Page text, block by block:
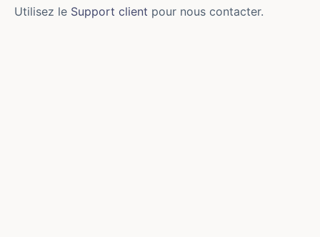
Utilisez le Support client pour nous contacter.